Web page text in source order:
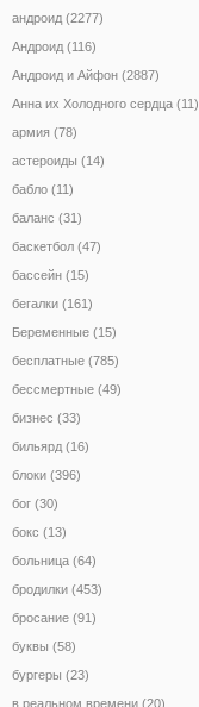
андроид (2277)
Андроид (116)
Андроид и Айфон (2887)
Анна их Холодного сердца (11)
армия (78)
астероиды (14)
бабло (11)
баланс (31)
баскетбол (47)
бассейн (15)
бегалки (161)
Беременные (15)
бесплатные (785)
бессмертные (49)
бизнес (33)
бильярд (16)
блоки (396)
бог (30)
бокс (13)
больница (64)
бродилки (453)
бросание (91)
буквы (58)
бургеры (23)
в реальном времени (20)